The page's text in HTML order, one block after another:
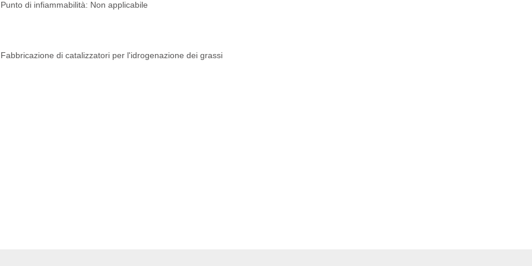
Punto di infiammabilità: Non applicabile
Fabbricazione di catalizzatori per l'idrogenazione dei grassi